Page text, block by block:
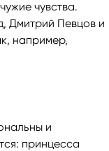
чувства.
Дмитрий Певцов и
например,
и
принцесса